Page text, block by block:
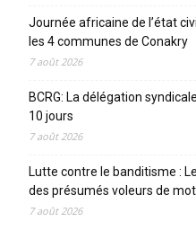
Journée africaine de l’état
les 4 communes de Conakry
7 août 2026
BCRG: La délégation
10 jours
7 août 2026
Lutte contre le banditisme :
des présumés voleurs de
7 août 2026